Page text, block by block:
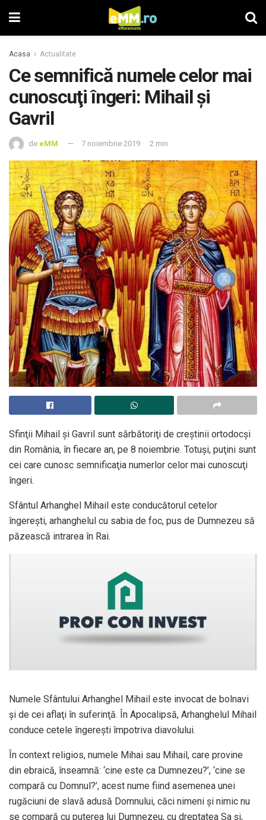
Acasa Actualitate
Ce semnifică numele celor mai
cunoscuţi îngeri: Mihail şi
Gavril
de eMM 7 noiembrie 2019 2 min
Sfinţii Mihail şi Gavril sunt sărbătoriţi de creştinii ortodocşi
din România, în fiecare an, pe 8 noiembrie. Totuşi, puţini sunt
cei care cunosc semnificaţia numerlor celor mai cunoscuţi
îngeri.
Sfântul Arhanghel Mihail este conducătorul cetelor
îngereşti, arhanghelul cu sabia de foc, pus de Dumnezeu să
păzească intrarea în Rai.
Numele Sfântului Arhanghel Mihail este invocat de bolnavi
şi de cei aflaţi în suferinţă. În Apocalipsă, Arhanghelul Mihail
conduce cetele îngereşti împotriva diavolului.
În context religios, numele Mihai sau Mihail, care provine
din ebraică, înseamnă: ‘cine este ca Dumnezeu?’, ‘cine se
compară cu Domnul?’, acest nume fiind asemenea unei
rugăciuni de slavă adusă Domnului, căci nimeni şi nimic nu
se compară cu puterea lui Dumnezeu, cu dreptatea Sa şi,